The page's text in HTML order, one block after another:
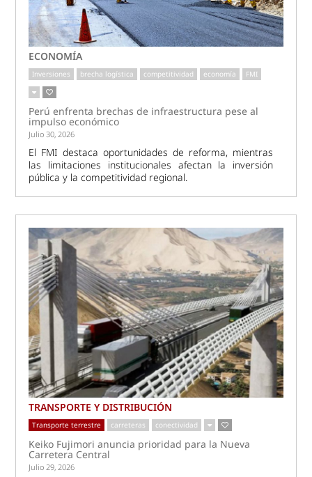
ECONOMÍA
Inversiones brecha logística competitividad economía FMI
Perú enfrenta brechas de infraestructura pese al
impulso económico
Julio 30, 2026
El FMI destaca oportunidades de reforma, mientras
las limitaciones institucionales afectan la inversión
pública y la competitividad regional.
TRANSPORTE Y DISTRIBUCIÓN
Transporte terrestre carreteras conectividad
Keiko Fujimori anuncia prioridad para la Nueva
Carretera Central
Julio 29, 2026